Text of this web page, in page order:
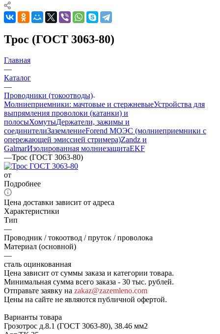
Трос (ГОСТ 3063-80)
Главная
—
Каталог
—
Проводники (токоотводы)
Молниеприемники: мачтовые и стержневыеУстройства для
выпрямления проволоки (катанки) и
полосыХомутыДержатели, зажимы и
соединителиЗаземлениеForend МОЭС (молниеприемники с
опережающей эмиссией стримера)Zandz и
GalmarИзолированная молниезащитаEKF
—Трос (ГОСТ 3063-80)
от
Подробнее
Цена доставки зависит от адреса
Характеристики
Тип
—
Проводник / токоотвод / пруток / проволока
Материал (основной)
—
сталь оцинкованная
Цена зависит от суммы заказа и категории товара.
Минимальная сумма всего заказа - 30 тыс. рублей.
Отправьте заявку на zakaz@zazemleno.com
Цены на сайте не являются публичной офертой.
Варианты товара
Грозотрос д.8.1 (ГОСТ 3063-80), 38.46 мм2